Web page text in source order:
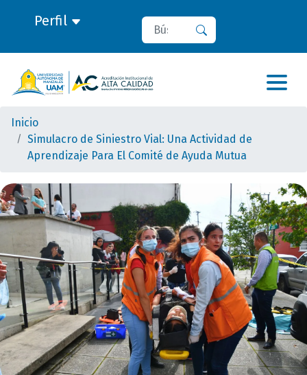
Perfil Buscar
Inicio
Simulacro de Siniestro Vial: Una Actividad de
Aprendizaje Para El Comité de Ayuda Mutua